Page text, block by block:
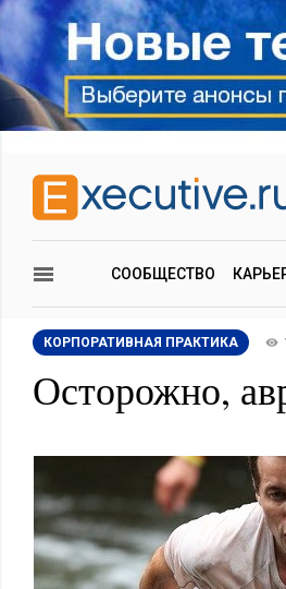
СООБЩЕСТВО
КОРПОРАТИВНАЯ ПРАКТИКА
Осторожно,